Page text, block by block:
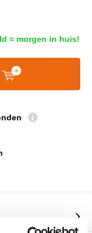
= morgen in huis!